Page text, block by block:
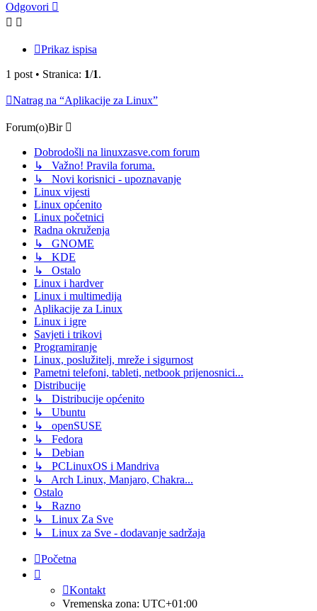
Odgovori
Prikaz ispisa
1 post • Stranica: 1/1.
Natrag na “Aplikacije za Linux”
Forum(o)Bir
Dobrodošli na linuxzasve.com forum
↳ Važno! Pravila foruma.
↳ Novi korisnici - upoznavanje
Linux vijesti
Linux općenito
Linux početnici
Radna okruženja
↳ GNOME
↳ KDE
↳ Ostalo
Linux i hardver
Linux i multimedija
Aplikacije za Linux
Linux i igre
Savjeti i trikovi
Programiranje
Linux, poslužitelj, mreže i sigurnost
Pametni telefoni, tableti, netbook prijenosnici...
Distribucije
↳ Distribucije općenito
↳ Ubuntu
↳ openSUSE
↳ Fedora
↳ Debian
↳ PCLinuxOS i Mandriva
↳ Arch Linux, Manjaro, Chakra...
Ostalo
↳ Razno
↳ Linux Za Sve
↳ Linux za Sve - dodavanje sadržaja
Početna
Kontakt
Vremenska zona: UTC+01:00